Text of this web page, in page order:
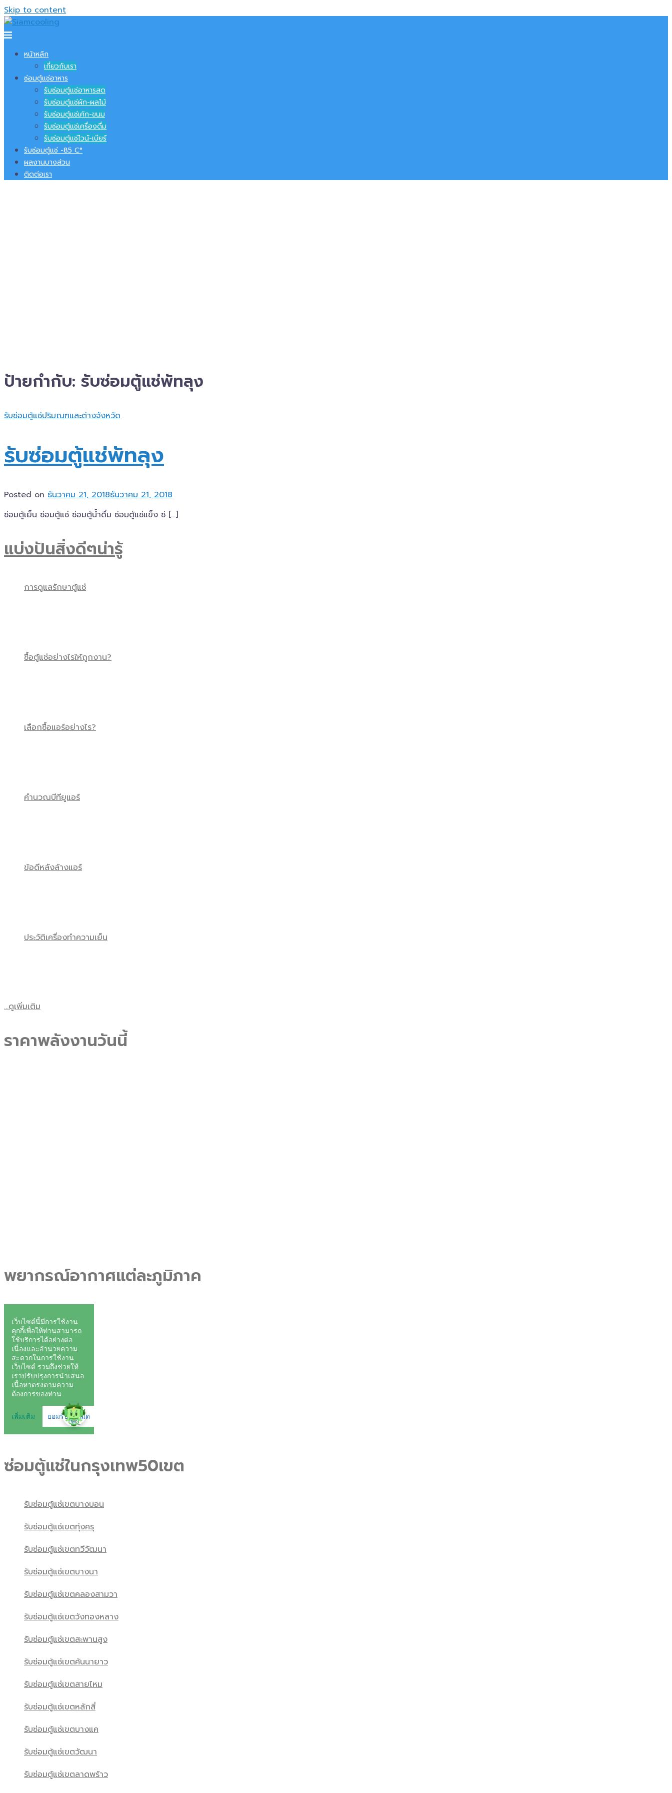
Skip to content
หน้าหลัก
เกี่ยวกับเรา
ซ่อมตู้แช่อาหาร
รับซ่อมตู้แช่อาหารสด
รับซ่อมตู้แช่ผัก-ผลไม้
รับซ่อมตู้แช่เค้ก-ขนม
รับซ่อมตู้แช่เครื่องดื่ม
รับซ่อมตู้แช่ไวน์-เบียร์
รับซ่อมตู้แช่ -​85 C°
ผลงานบางส่วน
ติดต่อเรา
ป้ายกำกับ: รับซ่อมตู้แช่พัทลุง
รับซ่อมตู้แช่ปริมณฑและต่างจังหวัด
รับซ่อมตู้แช่พัทลุง
Posted on ธันวาคม 21, 2018ธันวาคม 21, 2018
ซ่อมตู้เย็น ซ่อมตู้แช่ ซ่อมตู้น้ำดื่ม ซ่อมตู้แช่แข็ง ซ่ […]
แบ่งปันสิ่งดีๆน่ารู้
การดูแลรักษาตู้แช่
ซื้อตู้แช่อย่างไรให้ถูกงาน?
เลือกซื้อแอร์อย่างไร?
คำนวณบีทียูแอร์
ข้อดีหลังล้างแอร์
ประวัติเครื่องทำความเย็น
...ดูเพิ่มเติม
ราคาพลังงานวันนี้
พยากรณ์อากาศแต่ละภูมิภาค
ซ่อมตู้แช่ในกรุงเทพ50เขต
รับซ่อมตู้แช่เขตบางบอน
รับซ่อมตู้แช่เขตทุ่งครุ
รับซ่อมตู้แช่เขตทวีวัฒนา
รับซ่อมตู้แช่เขตบางนา
รับซ่อมตู้แช่เขตคลองสามวา
รับซ่อมตู้แช่เขตวังทองหลาง
รับซ่อมตู้แช่เขตสะพานสูง
รับซ่อมตู้แช่เขตคันนายาว
รับซ่อมตู้แช่เขตสายไหม
รับซ่อมตู้แช่เขตหลักสี่
รับซ่อมตู้แช่เขตบางแค
รับซ่อมตู้แช่เขตวัฒนา
รับซ่อมตู้แช่เขตลาดพร้าว